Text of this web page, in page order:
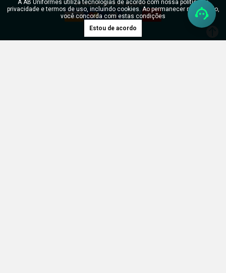
A AB Uniformes utiliza tecnologias de acordo com nossa política de
privacidade e termos de uso, incluindo cookies. Ao permanecer navegando,
você concorda com estas condições
Estou de acordo